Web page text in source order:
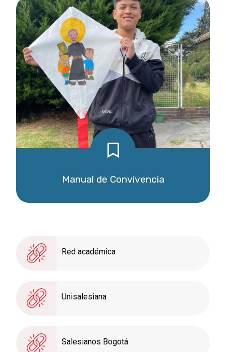
Ingresar Descargar
Manual de Convivencia
Red académica
Unisalesiana
Salesianos Bogotá